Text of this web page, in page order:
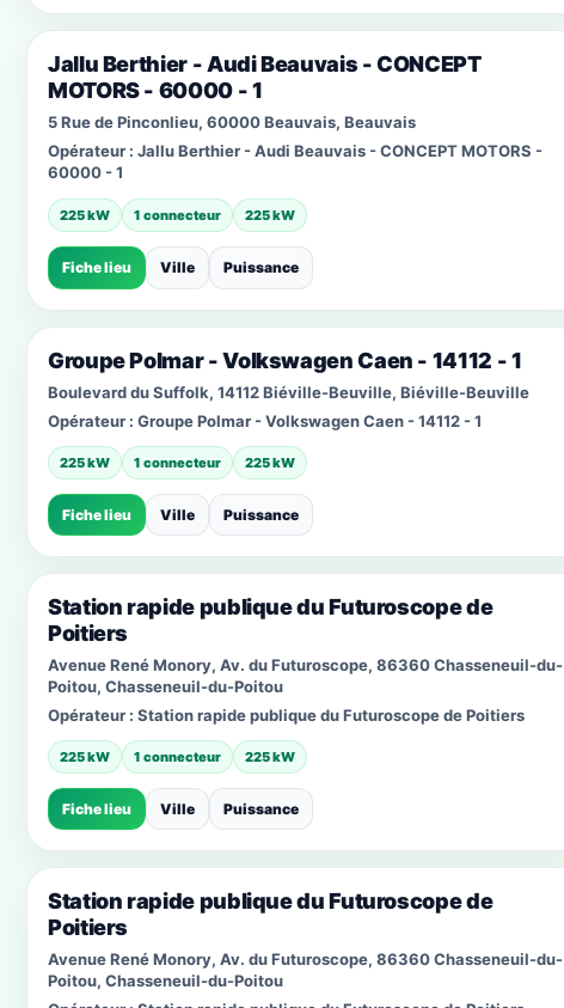
Jallu Berthier - Audi Beauvais - CONCEPT
MOTORS - 60000 - 1
5 Rue de Pinconlieu, 60000 Beauvais, Beauvais
Opérateur : Jallu Berthier - Audi Beauvais - CONCEPT MOTORS -
60000 - 1
225 kW 1 connecteur 225 kW
Fiche lieu Ville Puissance
Groupe Polmar - Volkswagen Caen - 14112 - 1
Boulevard du Suffolk, 14112 Biéville-Beuville, Biéville-Beuville
Opérateur : Groupe Polmar - Volkswagen Caen - 14112 - 1
225 kW 1 connecteur 225 kW
Fiche lieu Ville Puissance
Station rapide publique du Futuroscope de
Poitiers
Avenue René Monory, Av. du Futuroscope, 86360 Chasseneuil-du-
Poitou, Chasseneuil-du-Poitou
Opérateur : Station rapide publique du Futuroscope de Poitiers
225 kW 1 connecteur 225 kW
Fiche lieu Ville Puissance
Station rapide publique du Futuroscope de
Poitiers
Avenue René Monory, Av. du Futuroscope, 86360 Chasseneuil-du-
Poitou, Chasseneuil-du-Poitou